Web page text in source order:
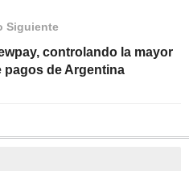
Siguiente
controlando la mayor
pagos de Argentina